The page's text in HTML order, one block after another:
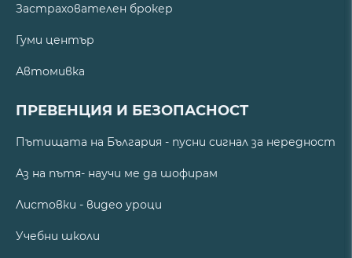
Застрахователен брокер
Гуми център
Автомивка
ПРЕВЕНЦИЯ И БЕЗОПАСНОСТ
Пътищата на България - пусни сигнал за нередност
Аз на пътя- научи ме да шофирам
Листовки - видео уроци
Учебни школи